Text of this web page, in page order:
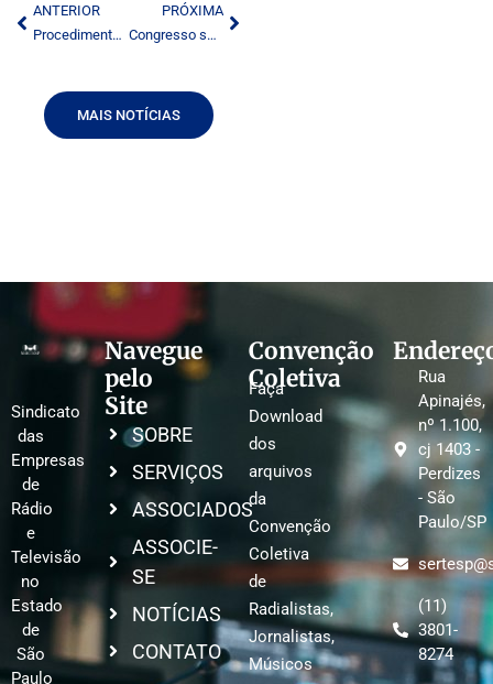
ANTERIOR
Procedimentos para autorização de retransmissoras de TV são alterados
PRÓXIMA
Congresso sobre jornais começa hoje em São Paulo
MAIS NOTÍCIAS
Sindicato
das
Empresas
de
Rádio
e
Televisão
no
Estado
de
São
Paulo
Navegue
pelo
Site
SOBRE
SERVIÇOS
ASSOCIADOS
ASSOCIE-
SE
NOTÍCIAS
CONTATO
Convenção
Coletiva
Faça
Download
dos
arquivos
da
Convenção
Coletiva
de
Radialistas,
Jornalistas,
Músicos
Rua
Apinajés,
nº 1.100,
cj 1403 -
Perdizes
- São
Paulo/SP
(11)
3801-
8274